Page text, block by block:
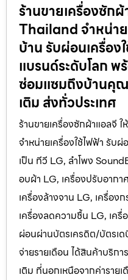
ร้านขายเครื่องซัก
Thailand จำหน่าย
บ้าน รับผ่อนเครื่อ
แบรนด์ระดับโลก
ซ่อมแซมถึงบ้านคุณ
เติม ส่งทั่วประเทศ
ร้านขายเครื่องซักผ้าแอลจี
จำหน่ายเครื่องใช้ไฟฟ้า รับ
เป็น ทีวี LG, ลำโพง
อบผ้า LG, เครื่องปรับอาก
เครื่องล้างจาน LG, เครื่อ
เครื่องลดความชื้น LG, เค
ผ่อนผ่านบัตรเครดิต/บัตร
จ่ายรายเดือน ได้สินค้าบริก
เติม ที่นอกเหนือจากค่าราย